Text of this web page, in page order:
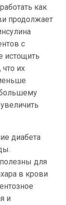
как
продолжает
с
истощить
их
диабета
для
в крови
и